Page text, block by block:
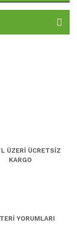
ÜZERİ ÜCRETSİZ
KARGO
YORUMLARI